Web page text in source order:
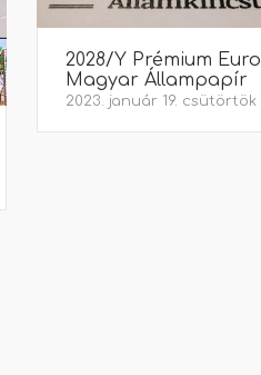
2028/Y Prémium Euro
Magyar Állampapír
2023. január 19. csütörtök